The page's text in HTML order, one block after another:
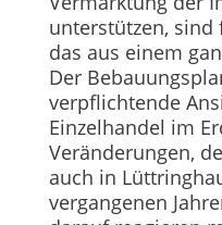
unterstützen, sind
das aus einem
Der
verpflichtende
Einzelhandel im
Veränderungen,
auch in
vergangenen